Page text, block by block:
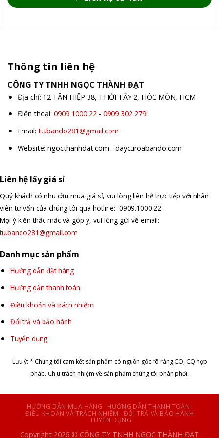
Thông tin liên hệ
CÔNG TY TNHH NGỌC THÀNH ĐẠT
Địa chỉ: 12 TÂN HIỆP 38, THỚI TÂY 2, HÓC MÔN, HCM
Điện thoại: 0909 1000 22- 0909 302 279
Email: tu.bando281@gmail.com
Website: ngocthanhdat.com - daycuroabando.com
Liên hệ lấy giá sỉ
Quý khách có nhu cầu mua giá sỉ, vui lòng liên hệ trực tiếp với nhân
viên tư vấn của chúng tôi qua hotline: 0909.1000.22
Mọi ý kiến thắc mắc và góp ý, vui lòng gửi về email:
tu.bando281@gmail.com
Danh mục sản phẩm
Hướng dẫn đặt hàng
Hướng dẫn thanh toán
Điều khoản và trách nhiệm
Đổi trả và bảo hành
Tuyển dụng
Lưu ý: * Chúng tôi cam kết sản phẩm có nguồn gốc rõ ràng CO, CQ hợp
pháp. Chịu trách nhiệm về sản phẩm chúng tôi phân phối.
HƯỚNG DẪN MUA HÀNG
HƯỚNG DẪN THANH TOÁN
ĐIỀU KHOẢN VÀ TRÁCH NHIỆM
ĐỔI TRẢ VÀ BẢO HÀNH
TUYỂN DỤNG
Copyright 2026 © CÔNG TY TNHH NGỌC THÀNH ĐẠT